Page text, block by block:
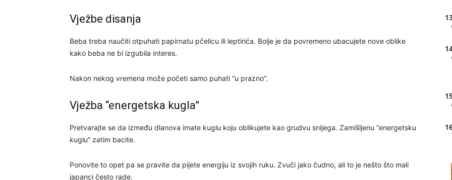
Vježbe disanja
Beba treba naučiti otpuhati papirnatu pčelicu ili leptirića. Bolje je da povremeno ubacujete nove oblike
kako beba ne bi izgubila interes.
Nakon nekog vremena može početi samo puhati “u prazno”.
Vježba “energetska kugla”
Pretvarajte se da između dlanova imate kuglu koju oblikujete kao grudvu snijega. Zamišljenu “energetsku
kuglu” zatim bacite.
Ponovite to opet pa se pravite da pijete energiju iz svojih ruku. Zvuči jako čudno, ali to je nešto što mali
japanci često rade.